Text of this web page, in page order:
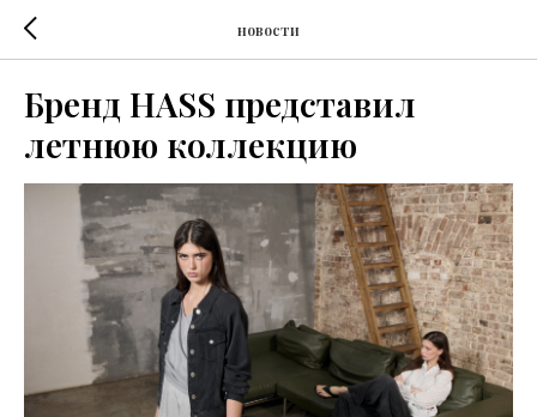
новости
Бренд HASS представил
летнюю коллекцию